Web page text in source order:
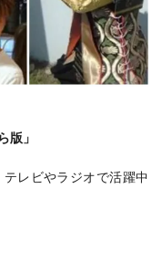
版」
レビやラジオで活躍中